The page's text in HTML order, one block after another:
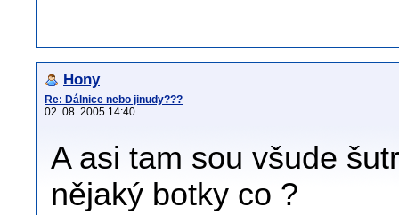
Hony
Re: Dálnice nebo jinudy???
02. 08. 2005 14:40
A asi tam sou všude
nějaký botky co ?